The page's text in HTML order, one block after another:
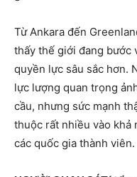
Từ Ankara đến
thấy thế giới đang bước
quyền lực sâu sắc hơn.
lực lượng quan trọng
cầu, nhưng sức mạnh
thuộc rất nhiều vào khả
các quốc gia thành viên.